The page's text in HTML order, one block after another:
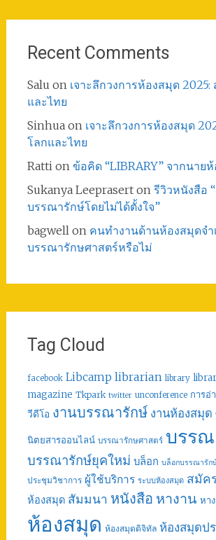
Recent Comments
Salu on เจาะลึกวงการห้องสมุด 2025:
และไทย
Sinhuaon เจาะลึกวงการห้องสมุด
โลกและไทย
Rattion ข้อคิด “LIBRARY” จากนาย
Sukanya Leepraserton รีวิวหนังสือ
บรรณารักษ์โดยไม่ได้ตั้งใจ”
bagwellon คนทำงานด้านห้องสมุดจำ
บรรณารักษศาสตร์หรือไม่
Tag Cloud
facebook Libcamp librarian library
magazine Tkpark twitter unconference การอ่
วีดีโอ งานบรรณารักษ์ งานห้องสมุด
นิตยสารออนไลน์ บรรณารักษศาสตร์ บรร
บรรณารักษ์ยุคใหม่ บล็อก บล็อกบรรณารัก
ประชุมวิชาการ ผู้ใช้บริการ ระบบห้องสมุด สมัค
ห้องสมุด สัมมนา หนังสือ หางาน หา
ห้องสมุด ห้องสมุดดิจิทัล ห้องสมุดป